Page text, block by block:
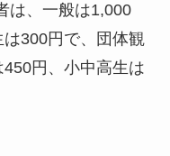
は、一般は1,000
300円で、団体観
円、小中高生は